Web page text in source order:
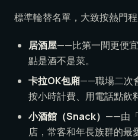
標準輪替名單，大致按熱門程
居酒屋——比第一間更便
點是酒不是菜。
卡拉OK包廂——職場二次
按小時計費、用電話點飲
小酒館（Snack） ——由
店，常客和年長族群的最